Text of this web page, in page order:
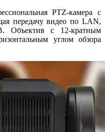
PTZ-камера с
передачу видео по LAN,
с 12-кратным
углом обзора